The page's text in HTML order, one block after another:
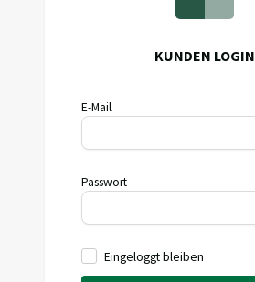
KUNDEN LOGIN
E-Mail
Passwort
Eingeloggt bleiben